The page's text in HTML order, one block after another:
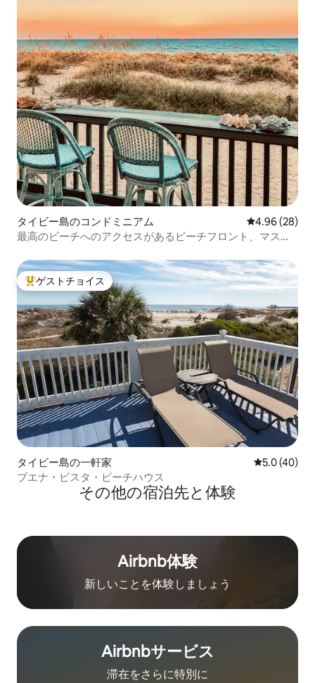
タイビー島のコンドミニアム レビュー28
4.96 (28)
最高のビーチへのアクセスがあるビーチフロント、マスタ
大好評のゲストチョイスです。
ゲストチョイス
タイビー島の一軒家 レビュー40
5.0 (40)
ブエナ・ビスタ・ビーチハウス
その他の宿⁠泊⁠先と体⁠験
Airbnb体験
新しいことを体験しましょう
Airbnb⁠サ⁠ー⁠ビ⁠ス
滞在をさ⁠ら⁠に特⁠別⁠に